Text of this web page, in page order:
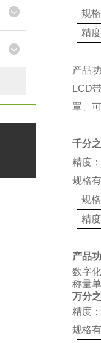
规格
精度
产品
LCD
罩、
千分
精度
规格
规格
精度
产品
数字
称量
万分
精度
规格